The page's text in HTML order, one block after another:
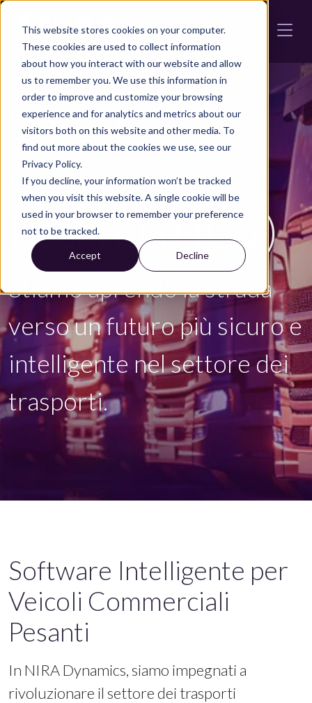
This website stores cookies on your computer.
These cookies are used to collect information
about how you interact with our website and allow
us to remember you. We use this information in
order to improve and customize your browsing
experience and for analytics and metrics about our
visitors both on this website and other media. To
find out more about the cookies we use, see our
Privacy Policy.
If you decline, your information won’t be tracked
when you visit this website. A single cookie will be
used in your browser to remember your preference
not to be tracked.
Accept Decline
Skip to main content
SEGMENTO DI PRODOTTO
Veicoli
Commerciali
Pesanti (HCV)
Stiamo aprendo la strada
verso un futuro più sicuro e
intelligente nel settore dei
trasporti.
Software Intelligente per
Veicoli Commerciali
Pesanti
In NIRA Dynamics, siamo impegnati a
rivoluzionare il settore dei trasporti